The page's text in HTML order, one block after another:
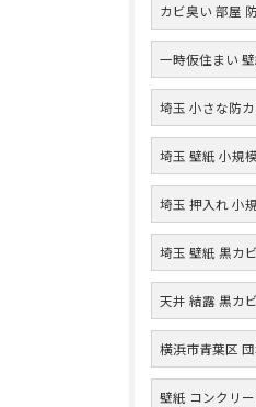
カビ臭い 部屋
一時仮住まい
埼玉 小さな防
埼玉 壁紙 小規
埼玉 押入れ 小
埼玉 壁紙 黒カ
天井 結露 黒カビ
横浜市青葉区
壁紙 コンクリ